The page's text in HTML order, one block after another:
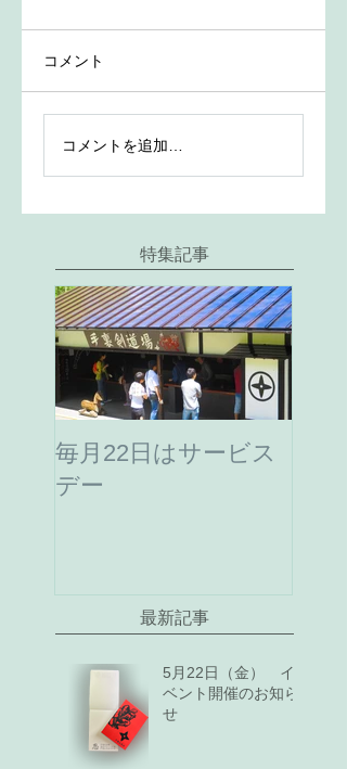
コメント
コメントを追加…
特集記事
毎月22日はサービス
デー
最新記事
5月22日（金） イ
ベント開催のお知ら
せ